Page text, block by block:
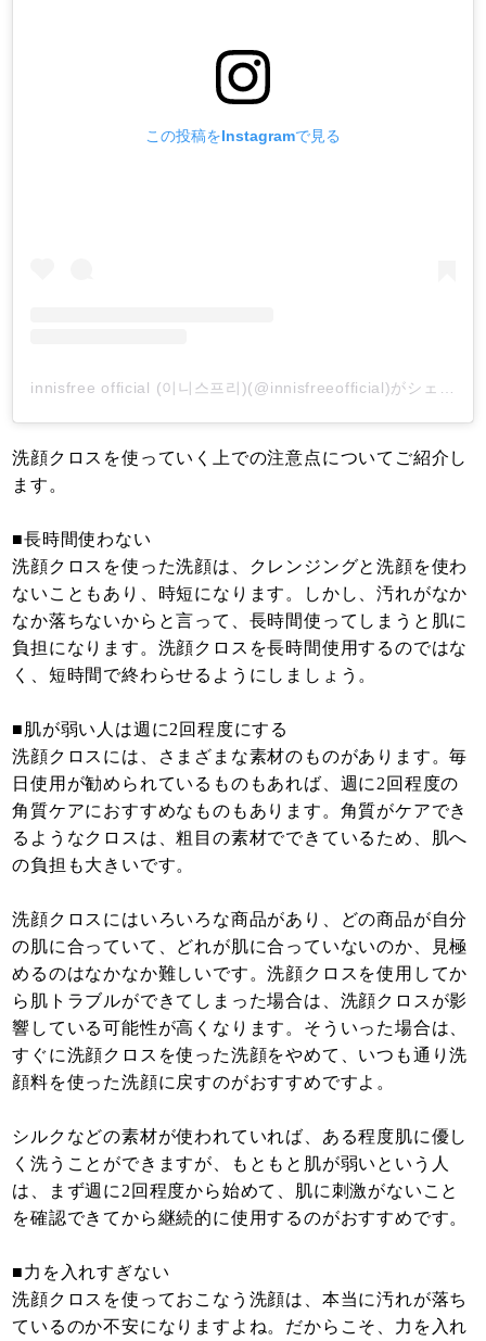
この投稿をInstagramで見る
洗顔クロスを使っていく上での注意点についてご紹介し
ます。
■長時間使わない
洗顔クロスを使った洗顔は、クレンジングと洗顔を使わ
ないこともあり、時短になります。しかし、汚れがなか
なか落ちないからと言って、長時間使ってしまうと肌に
負担になります。洗顔クロスを長時間使用するのではな
く、短時間で終わらせるようにしましょう。
■肌が弱い人は週に2回程度にする
洗顔クロスには、さまざまな素材のものがあります。毎
日使用が勧められているものもあれば、週に2回程度の
角質ケアにおすすめなものもあります。角質がケアでき
るようなクロスは、粗目の素材でできているため、肌へ
の負担も大きいです。
洗顔クロスにはいろいろな商品があり、どの商品が自分
の肌に合っていて、どれが肌に合っていないのか、見極
めるのはなかなか難しいです。洗顔クロスを使用してか
ら肌トラブルができてしまった場合は、洗顔クロスが影
響している可能性が高くなります。そういった場合は、
すぐに洗顔クロスを使った洗顔をやめて、いつも通り洗
顔料を使った洗顔に戻すのがおすすめですよ。
シルクなどの素材が使われていれば、ある程度肌に優し
く洗うことができますが、もともと肌が弱いという人
は、まず週に2回程度から始めて、肌に刺激がないこと
を確認できてから継続的に使用するのがおすすめです。
■力を入れすぎない
洗顔クロスを使っておこなう洗顔は、本当に汚れが落ち
ているのか不安になりますよね。だからこそ、力を入れ